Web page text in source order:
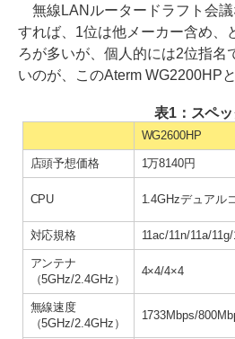
無線LANルータードラフト会議
すれば、1位は他メーカー含め、
ろが多いが、個人的には2位指名
いのが、このAterm WG2200HP
表1：スペッ
WG2600HP
店頭予想価格 1万8140円
CPU 1.4GHzデュアル
対応規格 11ac/11n/11a/
アンテナ
（5GHz/2.4GHz）
4×4/4×4
無線速度
（5GHz/2.4GHz）
1733Mbps/